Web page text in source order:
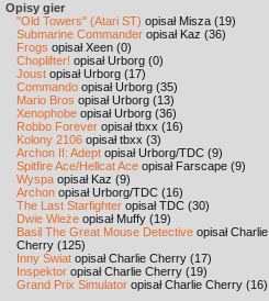
Opisy gier
"Old Towers" (Atari ST) opisał Misza (19)
Submarine Commander opisał Kaz (36)
Frogs opisał Xeen (0)
Choplifter! opisał Urborg (0)
Joust opisał Urborg (17)
Commando opisał Urborg (35)
Mario Bros opisał Urborg (13)
Xenophobe opisał Urborg (36)
Robbo Forever opisał tbxx (16)
Kolony 2106 opisał tbxx (3)
Archon II: Adept opisał Urborg/TDC (9)
Spitfire Ace/Hellcat Ace opisał Farscape (9)
Wyspa opisał Kaz (9)
Archon opisał Urborg/TDC (16)
The Last Starfighter opisał TDC (30)
Dwie Wieże opisał Muffy (19)
Basil The Great Mouse Detective opisał Charlie
Cherry (125)
Inny Świat opisał Charlie Cherry (17)
Inspektor opisał Charlie Cherry (19)
Grand Prix Simulator opisał Charlie Cherry (16)